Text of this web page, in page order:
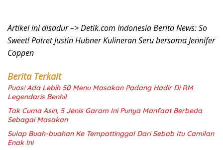
Artikel ini disadur –> Detik.com Indonesia Berita News: So
Sweet! Potret Justin Hubner Kulineran Seru bersama Jennifer
Coppen
Berita Terkait
Puas! Ada Lebih 50 Menu Masakan Padang Hadir Di RM
Legendaris Benhil
Tak Cuma Asin, 5 Jenis Garam Ini Punya Manfaat Berbeda
Sebagai Masakan
Sulap Buah-buahan Ke Tempattinggal Dari Sebab Itu Camilan
Enak Ini